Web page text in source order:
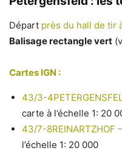
Départ près du hall de tir
Balisage rectangle vert
Cartes IGN :
43/3-4
carte à l’échelle 1: 20
43/7-8REINARTZHOF
l’échelle 1: 20 000